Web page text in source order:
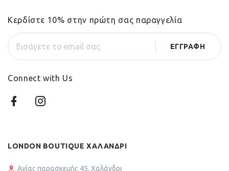
Κερδίστε 10% στην πρώτη σας παραγγελία
Connect with Us
LONDON BOUTIQUE ΧΑΛΑΝΔΡΙ
Αγίας παρασκευής 45, Χαλάνδρι